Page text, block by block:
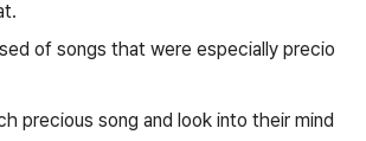
of songs that were especially precio
precious song and look into their mind